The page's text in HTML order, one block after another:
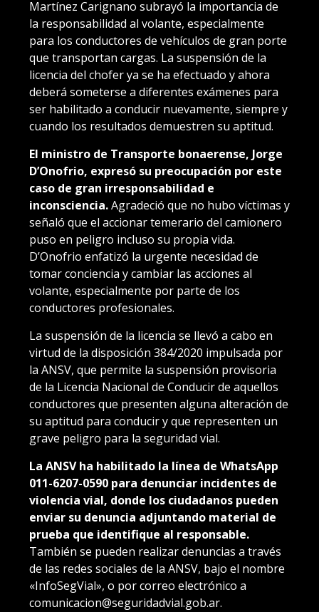
Martínez Carignano subrayó la importancia de
la responsabilidad al volante, especialmente
para los conductores de vehículos de gran porte
que transportan cargas. La suspensión de la
licencia del chofer ya se ha efectuado y ahora
deberá someterse a diferentes exámenes para
ser habilitado a conducir nuevamente, siempre y
cuando los resultados demuestren su aptitud.
El ministro de Transporte bonaerense, Jorge
D’Onofrio, expresó su preocupación por este
caso de gran irresponsabilidad e
inconsciencia.Agradeció que no hubo víctimas y
señaló que el accionar temerario del camionero
puso en peligro incluso su propia vida.
D’Onofrio enfatizó la urgente necesidad de
tomar conciencia y cambiar las acciones al
volante, especialmente por parte de los
conductores profesionales.
La suspensión de la licencia se llevó a cabo en
virtud de la disposición 384/2020 impulsada por
la ANSV, que permite la suspensión provisoria
de la Licencia Nacional de Conducir de aquellos
conductores que presenten alguna alteración de
su aptitud para conducir y que representen un
grave peligro para la seguridad vial.
La ANSV ha habilitado la línea de WhatsApp
011-6207-0590 para denunciar incidentes de
violencia vial, donde los ciudadanos pueden
enviar su denuncia adjuntando material de
prueba que identifique al responsable.
También se pueden realizar denuncias a través
de las redes sociales de la ANSV, bajo el nombre
«InfoSegVial», o por correo electrónico a
comunicacion@seguridadvial.gob.ar.